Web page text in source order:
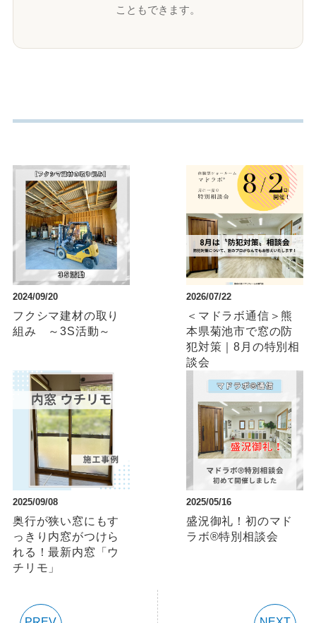
こともできます。
2024/09/20
フクシマ建材の取り
組み ～3S活動～
2026/07/22
＜マドラボ通信＞熊
本県菊池市で窓の防
犯対策｜8⽉の特別相
談会
2025/09/08
奥行が狭い窓にもす
っきり内窓がつけら
れる！最新内窓「ウ
チリモ」
2025/05/16
盛況御礼！初のマド
ラボ®特別相談会